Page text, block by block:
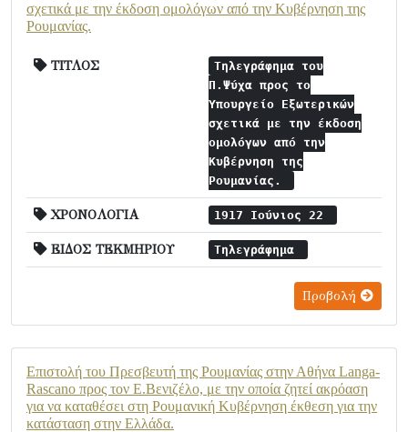
σχετικά με την έκδοση ομολόγων από την Κυβέρνηση της
Ρουμανίας.
ΤΙΤΛΟΣ
Τηλεγράφημα του
Π.Ψύχα προς το
Υπουργείο Εξωτερικών
σχετικά με την έκδοση
ομολόγων από την
Κυβέρνηση της
Ρουμανίας.
ΧΡΟΝΟΛΟΓΙΑ 1917 Ιούνιος 22
ΕΙΔΟΣ ΤΕΚΜΗΡΙΟΥ Τηλεγράφημα
Προβολή
Επιστολή του Πρεσβευτή της Ρουμανίας στην Αθήνα Langa-
Rascano προς τον Ε.Βενιζέλο, με την οποία ζητεί ακρόαση
για να καταθέσει στη Ρουμανική Κυβέρνηση έκθεση για την
κατάσταση στην Ελλάδα.